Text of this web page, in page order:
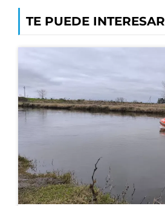
TE PUEDE INTERESAR